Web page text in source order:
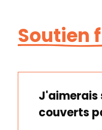
Soutien
J'aimerais
couverts